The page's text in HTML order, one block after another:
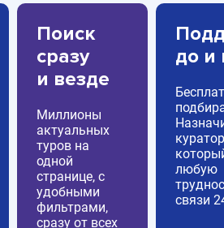
Поиск
сразу
и везде
Миллионы
актуальных
туров на
одной
странице, с
удобными
фильтрами,
сразу от всех
до и
любую
связи